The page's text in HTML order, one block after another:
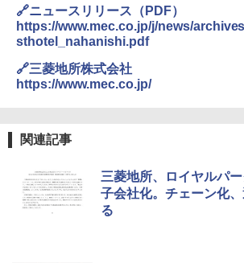
🔗ニュースリリース（PDF）
https://www.mec.co.jp/j/news/
sthotel_nahanishi.pdf
🔗三菱地所株式会社
https://www.mec.co.jp/
関連記事
三菱地所、ロイヤルパ
子会社化。チェーン化
る